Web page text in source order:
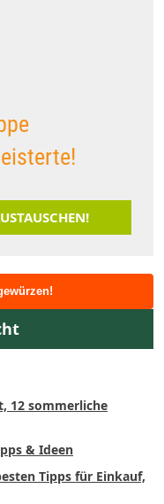
12 sommerliche
& Ideen
Tipps für Einkauf,